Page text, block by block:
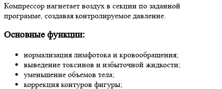
Компрессор нагнетает воздух в секции по заданной
программе, создавая контролируемое давление.
Основные функции:
нормализация лимфотока и кровообращения;
выведение токсинов и избыточной жидкости;
уменьшение объемов тела;
коррекция контуров фигуры;